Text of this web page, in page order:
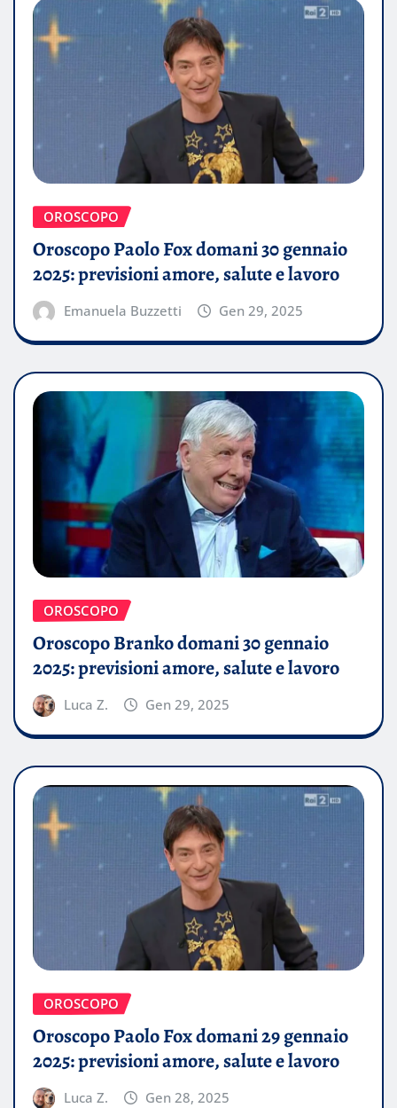
OROSCOPO
Oroscopo Paolo Fox domani 30 gennaio
2025: previsioni amore, salute e lavoro
Emanuela Buzzetti Gen 29, 2025
OROSCOPO
Oroscopo Branko domani 30 gennaio
2025: previsioni amore, salute e lavoro
Luca Z. Gen 29, 2025
OROSCOPO
Oroscopo Paolo Fox domani 29 gennaio
2025: previsioni amore, salute e lavoro
Luca Z. Gen 28, 2025